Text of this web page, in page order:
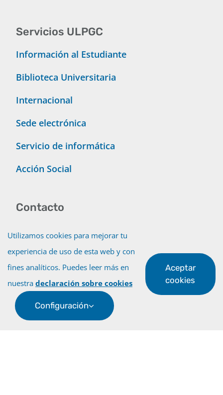
Servicios ULPGC
Información al Estudiante
Biblioteca Universitaria
Internacional
Sede electrónica
Servicio de informática
Acción Social
Contacto
Ubicación
+34 928 451 176
Decanato
Utilizamos cookies para mejorar tu
experiencia de uso de esta web y con
fines analíticos. Puedes leer más en
nuestra declaración sobre cookies
Configuración
Aceptar
cookies